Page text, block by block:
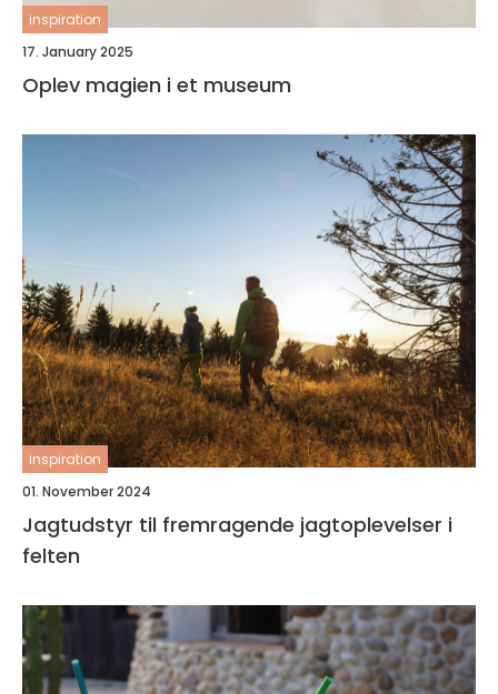
inspiration
17. January 2025
Oplev magien i et museum
inspiration
01. November 2024
Jagtudstyr til fremragende jagtoplevelser i
felten